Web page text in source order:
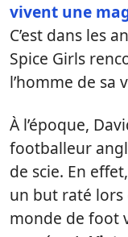
vivent une
C’est dans les
Spice Girls
l’homme de sa
À l’époque,
footballeur
de scie. En
un but raté lors
monde de foot